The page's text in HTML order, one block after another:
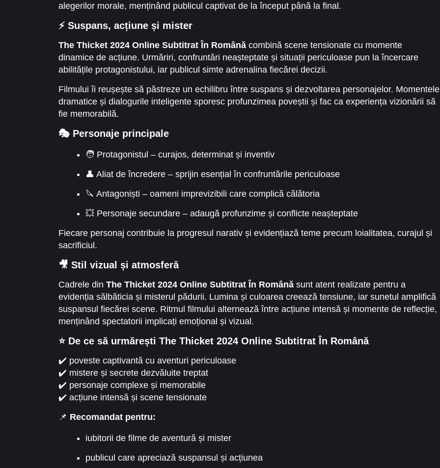
alegerilor morale, menținând publicul captivat de la început până la final.
⚡ Suspans, acțiune și mister
The Thicket 2024 Online Subtitrat În Română combină scene tensionate cu momente
dinamice de acțiune. Urmăriri, confruntări neașteptate și situații periculoase pun la încercare
abilitățile protagonistului, iar publicul simte adrenalina fiecărei decizii.
Filmului îi reușește să păstreze un echilibru între suspans și dezvoltarea personajelor. Momentele
dramatice și dialogurile inteligente sporesc profunzimea poveștii și fac ca experiența vizionării să
fie memorabilă.
🎭 Personaje principale
🧑 Protagonistul – curajos, determinat și inventiv
👤 Aliat de încredere – sprijin esențial în confruntările periculoase
🔪 Antagoniști – oameni imprevizibili care complică călătoria
💥 Personaje secundare – adaugă profunzime și conflicte neașteptate
Fiecare personaj contribuie la progresul narativ și evidențiază teme precum loialitatea, curajul și
sacrificiul.
🎥 Stil vizual și atmosferă
Cadrele din The Thicket 2024 Online Subtitrat În Română sunt atent realizate pentru a
evidenția sălbăticia și misterul pădurii. Lumina și culoarea creează tensiune, iar sunetul amplifică
suspansul fiecărei scene. Ritmul filmului alternează între acțiune intensă și momente de reflecție,
menținând spectatorii implicați emoțional și vizual.
⭐ De ce să urmărești The Thicket 2024 Online Subtitrat În Română
✔️ poveste captivantă cu aventuri periculoase
✔️ mistere și secrete dezvăluite treptat
✔️ personaje complexe și memorabile
✔️ acțiune intensă și scene tensionate
📌 Recomandat pentru:
iubitorii de filme de aventură și mister
publicul care apreciază suspansul și acțiunea